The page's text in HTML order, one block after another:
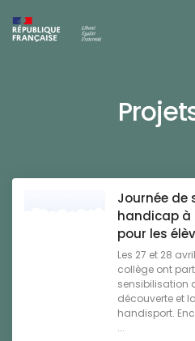
Journée de
handicap à
pour les
Les 27 et 28
collège ont
sensibilisation
découverte et
handisport.
...